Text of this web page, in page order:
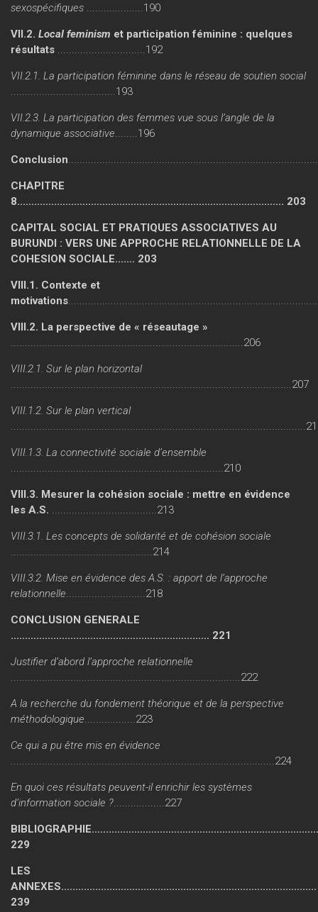
sexospécifiques ....................190
VII.2. Local feminism et participation féminine : quelques
résultats
...............................192
VII.2.1. La participation féminine dans le réseau de soutien social
.....................................193
VII.2.3. La participation des femmes vue sous l’angle de la
dynamique associative ........196
Conclusion
CHAPITRE
8.............................................................................................. 203
CAPITAL SOCIAL ET PRATIQUES ASSOCIATIVES AU
BURUNDI : VERS UNE APPROCHE RELATIONNELLE DE LA
COHESION SOCIALE....... 203
VIII.1. Contexte et
motivations
VIII.2. La perspective de « réseautage »
..................................................................................206
VIII.2.1. Sur le plan horizontal
...................................................................................................207
VIII.1.2. Sur le plan vertical
VIII.1.3. La connectivité sociale d’ensemble
...........................................................................210
VIII.3. Mesurer la cohésion sociale : mettre en évidence
les A.S.
.....................................213
VIII.3.1. Les concepts de solidarité et de cohésion sociale
..................................................214
VIII.3.2. Mise en évidence des A.S. : apport de l’approche
relationnelle ............................218
CONCLUSION GENERALE
...................................................................... 221
Justifier d’abord l’approche relationnelle
.................................................................................222
A la recherche du fondement théorique et de la perspective
méthodologique ..................223
Ce qui a pu être mis en évidence
.............................................................................................224
En quoi ces résultats peuvent-il enrichir les systèmes
d’information sociale ? ..................227
229
LES
ANNEXES..........................................................................................
239